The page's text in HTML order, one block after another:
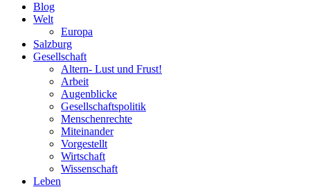
Blog
Welt
Europa
Salzburg
Gesellschaft
Altern- Lust und Frust!
Arbeit
Augenblicke
Gesellschaftspolitik
Menschenrechte
Miteinander
Vorgestellt
Wirtschaft
Wissenschaft
Leben